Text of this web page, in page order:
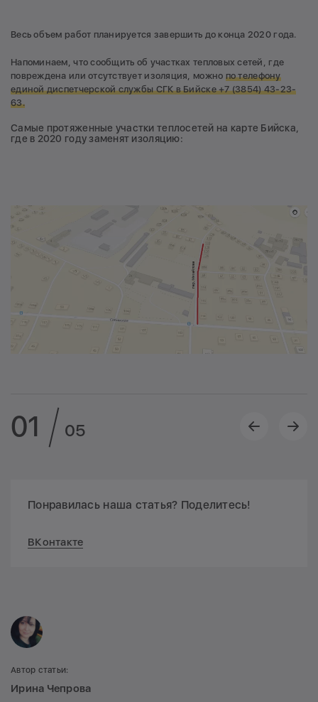
Весь объем работ планируется завершить до конца 2020 года.
Напоминаем, что сообщить об участках тепловых сетей, где
повреждена или отсутствует изоляция, можно по телефону
единой диспетчерской службы СГК в Бийске +7 (3854) 43-23-
63.
Самые протяженные участки теплосетей на карте Бийска,
где в 2020 году заменят изоляцию:
01 05
Понравилась наша статья? Поделитесь!
ВКонтакте
Автор статьи:
Ирина Чепрова